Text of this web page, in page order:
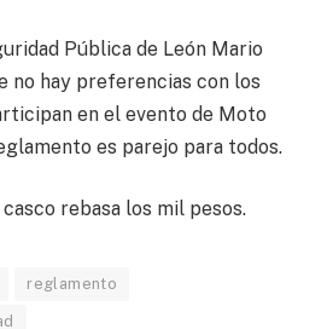
Pública de León Mario
no hay preferencias con los
en el evento de Moto
es parejo para todos.
rebasa los mil pesos.
reglamento